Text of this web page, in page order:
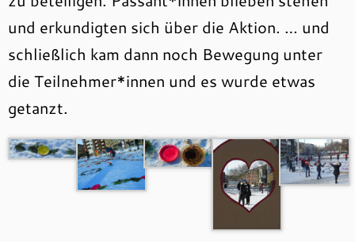
und erkundigten sich über die Aktion. … und
schließlich kam dann noch Bewegung unter
die Teilnehmer*innen und es wurde etwas
getanzt.